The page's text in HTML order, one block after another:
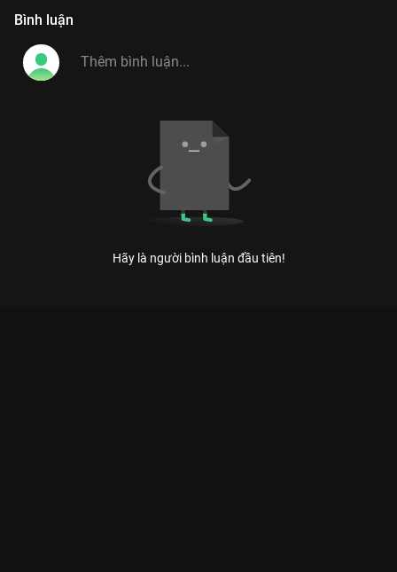
Bình luận
Hãy là người bình luận đầu tiên!